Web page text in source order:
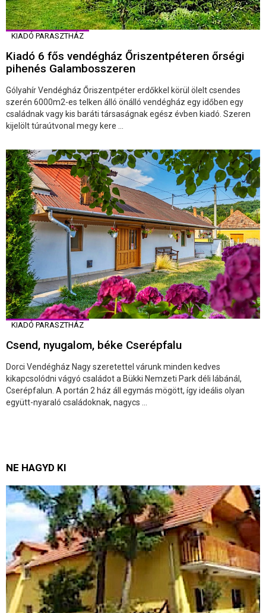
KIADÓ PARASZTHÁZ
Kiadó 6 fős vendégház Őriszentpéteren őrségi
pihenés Galambosszeren
Gólyahír Vendégház Őriszentpéter erdőkkel körül ölelt csendes
szerén 6000m2-es telken álló önálló vendégház egy időben egy
családnak vagy kis baráti társaságnak egész évben kiadó. Szeren
kijelölt túraútvonal megy kere ...
KIADÓ PARASZTHÁZ
Csend, nyugalom, béke Cserépfalu
Dorci Vendégház Nagy szeretettel várunk minden kedves
kikapcsolódni vágyó családot a Bükki Nemzeti Park déli lábánál,
Cserépfalun. A portán 2 ház áll egymás mögött, így ideális olyan
együtt-nyaraló családoknak, nagycs ...
NE HAGYD KI